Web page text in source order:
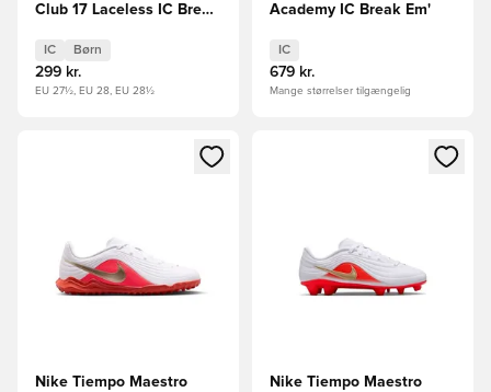
Club 17 Laceless IC Break
IC Børn
299 kr.
EU 27½, EU 28, EU 28½
Academy IC Break Em'
IC
679 kr.
Mange størrelser tilgængelig
Åbner en Modal til at logge ind eller tilmelde dig som
Nike Tiempo Maestro
Åbner en Modal til at logge
Nike Tiempo Maestro